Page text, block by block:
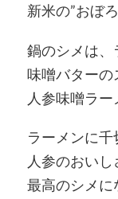
新米の”おぼ
鍋のシメは
味噌バターの
人参味噌ラー
ラーメンに
人参のおい
最高のシメに